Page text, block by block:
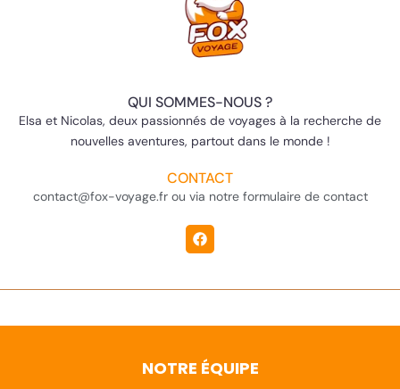
QUI SOMMES-NOUS ?
Elsa et Nicolas, deux passionnés de voyages à la recherche de
nouvelles aventures, partout dans le monde !
CONTACT
contact@fox-voyage.fr ou via notre formulaire de contact
NOTRE ÉQUIPE